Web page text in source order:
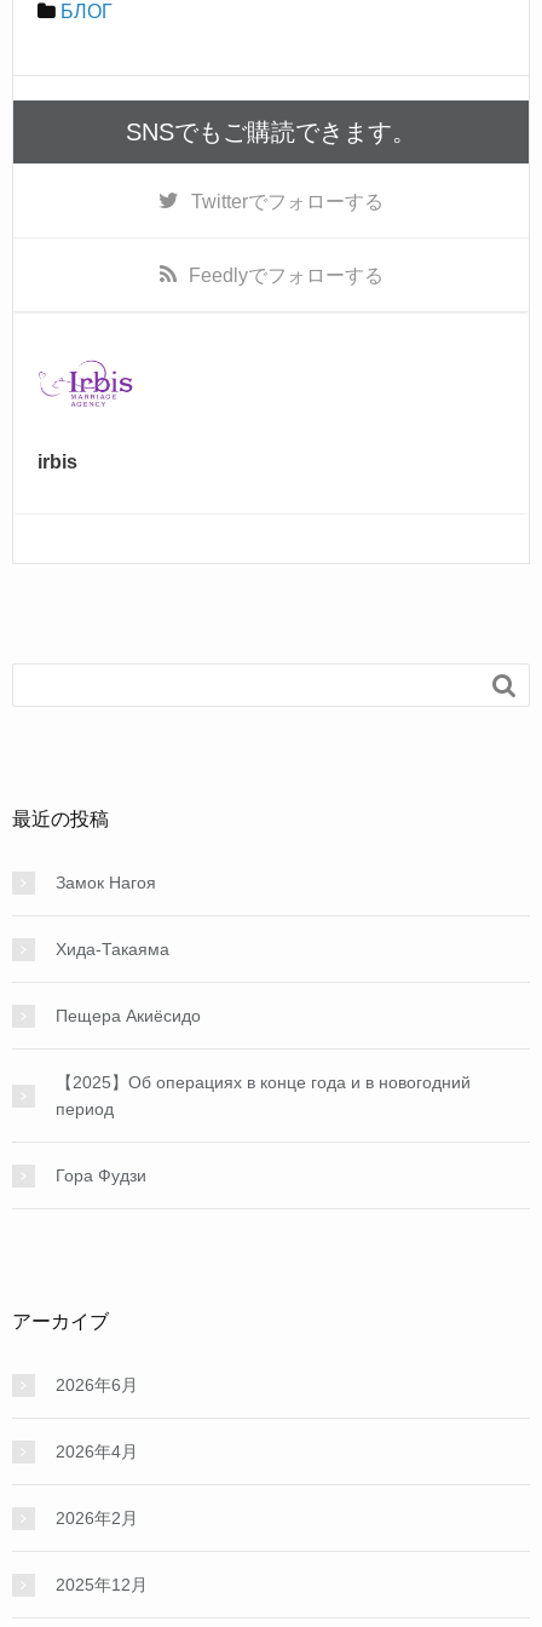
b
o
БЛОГ
SNSでもご購読できます。
Twitterでフォローする
Feedlyでフォローする
irbis

最近の投稿
Замок Нагоя
Хида-Такаяма
Пещера Акиёсидо
【2025】Об операциях в конце года и в новогодний
период
Гора Фудзи
アーカイブ
2026年6月
2026年4月
2026年2月
2025年12月